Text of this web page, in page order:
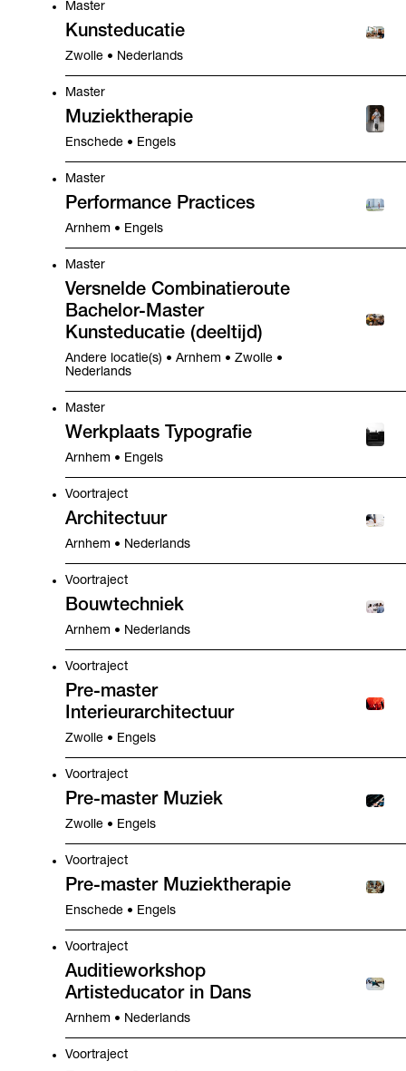
Master
Kunsteducatie
Zwolle • Nederlands
Master
Muziektherapie
Enschede • Engels
Master
Performance Practices
Arnhem • Engels
Master
Versnelde Combinatieroute
Bachelor-Master
Kunsteducatie (deeltijd)
Andere locatie(s) • Arnhem • Zwolle •
Nederlands
Master
Werkplaats Typografie
Arnhem • Engels
Voortraject
Architectuur
Arnhem • Nederlands
Voortraject
Bouwtechniek
Arnhem • Nederlands
Voortraject
Pre-master
Interieurarchitectuur
Zwolle • Engels
Voortraject
Pre-master Muziek
Zwolle • Engels
Voortraject
Pre-master Muziektherapie
Enschede • Engels
Voortraject
Auditieworkshop
Artisteducator in Dans
Arnhem • Nederlands
Voortraject